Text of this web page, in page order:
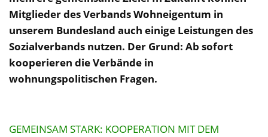
Mitglieder des Verbands Wohneigentum in
unserem Bundesland auch einige Leistungen des
Sozialverbands nutzen. Der Grund: Ab sofort
kooperieren die Verbände in
wohnungspolitischen Fragen.
GEMEINSAM STARK: KOOPERATION MIT DEM